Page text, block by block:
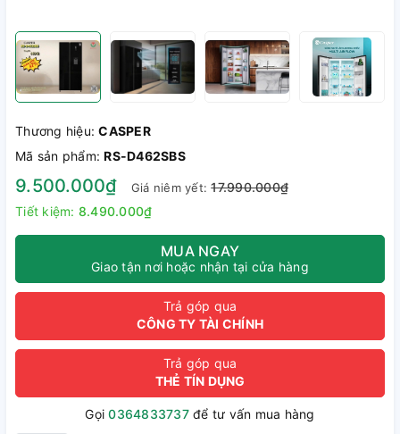
Thương hiệu:CASPER
Mã sản phẩm:RS-D462SBS
9.500.000₫ Giá niêm yết:17.990.000₫
Tiết kiệm: 8.490.000₫
MUA NGAY
Giao tận nơi hoặc nhận tại cửa hàng
Trả góp qua
CÔNG TY TÀI CHÍNH
Trả góp qua
THẺ TÍN DỤNG
Gọi0364833737để tư vấn mua hàng